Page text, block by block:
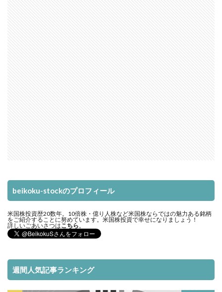
beikoku-stockのプロフィール
米国株投資歴20数年。10倍株・億り人株など米国株ならではの魅力ある銘柄
をご紹介することに努めています。米国株投資で幸せになりましょう！
詳しいごあいさつはこちら 。
週間人気記事ランキング